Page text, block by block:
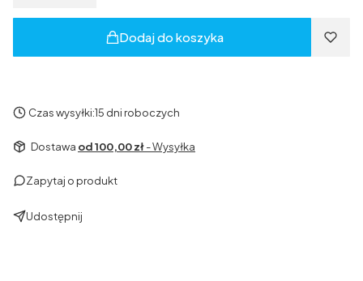
Dodaj do koszyka
Czas wysyłki:15 dni roboczych
Dostawa od 100,00 zł- Wysyłka
Zapytaj o produkt
Udostępnij